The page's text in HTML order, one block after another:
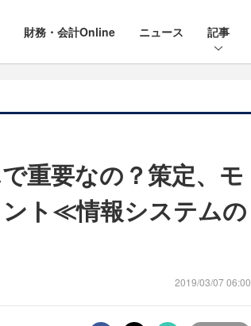
財務・会計Online ニュース 記事
重要なの？策定、モ
ト≪情報システムの
2019/03/07 06:00